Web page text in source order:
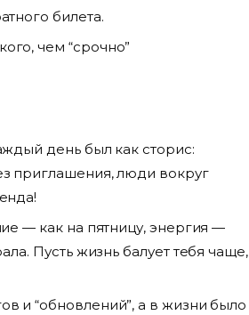
билета.
чем “срочно”
день был как сторис:
приглашения, люди вокруг
— как на пятницу, энергия —
Пусть жизнь балует тебя чаще,
и “обновлений”, а в жизни было